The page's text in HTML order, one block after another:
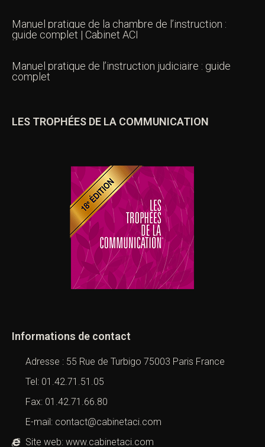
Manuel pratique de la chambre de l’instruction :
guide complet | Cabinet ACI
Manuel pratique de l’instruction judiciaire : guide
complet
LES TROPHÉES DE LA COMMUNICATION
Informations de contact
Adresse : 55 Rue de Turbigo 75003 Paris France
Tel: 01.42.71.51.05
Fax: 01.42.71.66.80
E-mail: contact@cabinetaci.com
Site web: www.cabinetaci.com